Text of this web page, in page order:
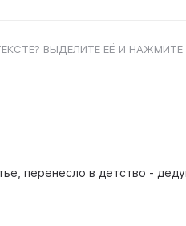
ВЫДЕЛИТЕ ЕЁ И НАЖМИТЕ
перенесло в детство -